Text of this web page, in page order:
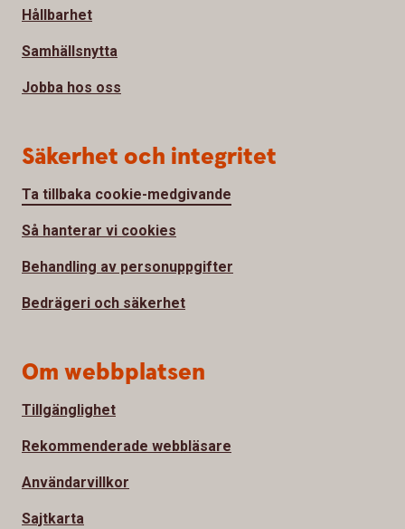
Hållbarhet
Samhällsnytta
Jobba hos oss
Säkerhet och integritet
Ta tillbaka cookie-medgivande
Så hanterar vi cookies
Behandling av personuppgifter
Bedrägeri och säkerhet
Om webbplatsen
Tillgänglighet
Rekommenderade webbläsare
Användarvillkor
Sajtkarta